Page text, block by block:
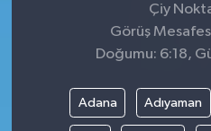
Çiy
Görüş
Doğumu: 6:18,
Adana Adıyaman